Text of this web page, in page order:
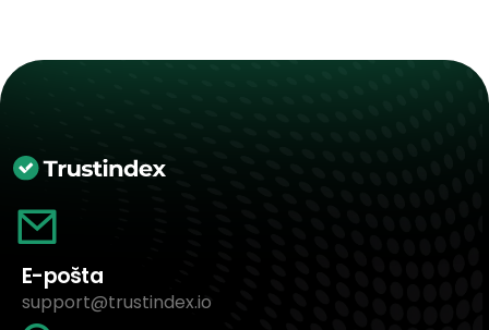
E-pošta
support@trustindex.io